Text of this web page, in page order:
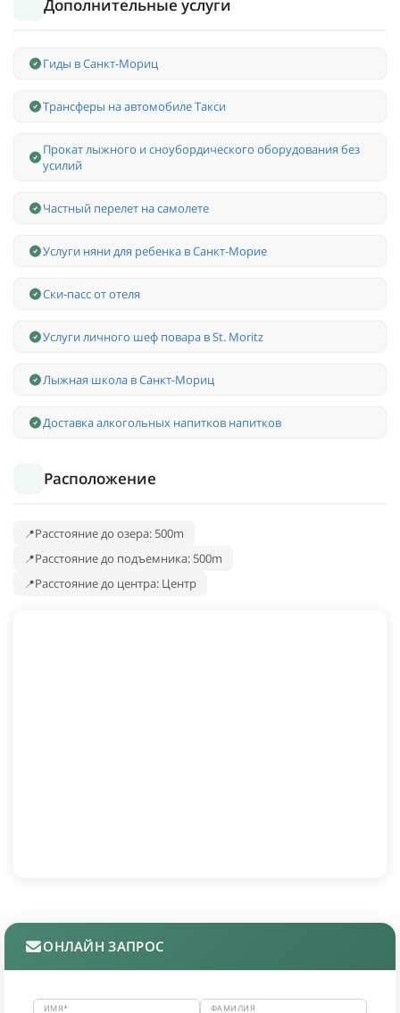
Дополнительные услуги
Гиды в Санкт-Мориц
Трансферы на автомобиле Такси
Прокат лыжного и сноубордического оборудования без
усилий
Частный перелет на самолете
Услуги няни для ребенка в Санкт-Морие
Ски-пасс от отеля
Услуги личного шеф повара в St. Moritz
Лыжная школа в Санкт-Мориц
Доставка алкогольных напитков напитков
Расположение
Расстояние до озера: 500m
Расстояние до подъемника: 500m
Расстояние до центра: Центр
ОНЛАЙН ЗАПРОС
ИМЯ* ФАМИЛИЯ